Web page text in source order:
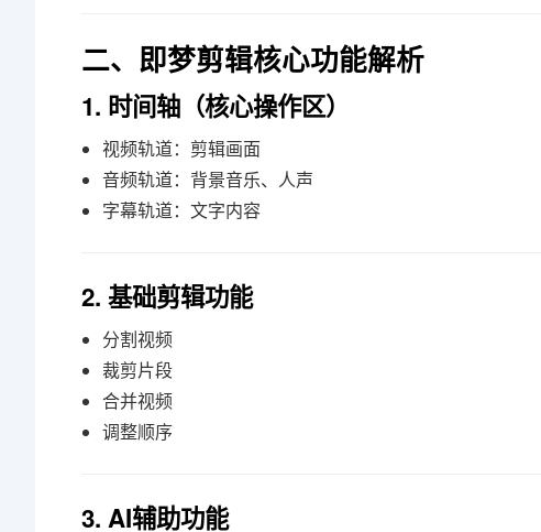
二、即梦剪辑核心功能解析
1. 时间轴（核心操作区）
视频轨道：剪辑画面
音频轨道：背景音乐、人声
字幕轨道：文字内容
2. 基础剪辑功能
分割视频
裁剪片段
合并视频
调整顺序
3. AI辅助功能